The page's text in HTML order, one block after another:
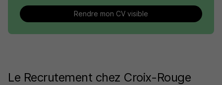
Rendre mon CV visible
Le Recrutement chez Croix-Rouge